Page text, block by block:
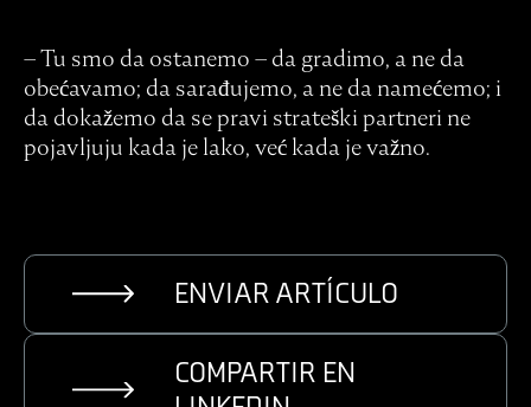
– Tu smo da ostanemo – da gradimo, a ne da
obećavamo; da sarađujemo, a ne da namećemo; i
da dokažemo da se pravi strateški partneri ne
pojavljuju kada je lako, već kada je važno.
ENVIAR ARTÍCULO
COMPARTIR EN